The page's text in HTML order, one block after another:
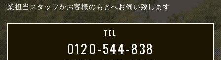
業担当スタッフがお客様のもとへお伺い致します
TEL
0120-544-838